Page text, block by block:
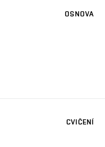
OSNOVA
CVIČENÍ